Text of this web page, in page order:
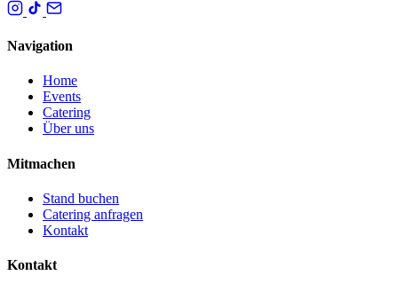
Navigation
Home
Events
Catering
Über uns
Mitmachen
Stand buchen
Catering anfragen
Kontakt
Kontakt